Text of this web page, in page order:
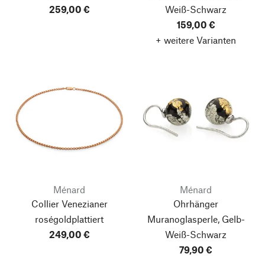
259,00 €
Weiß-Schwarz
159,00 €
+ weitere Varianten
Ménard
Collier Venezianer
roségoldplattiert
249,00 €
Ménard
Ohrhänger
Muranoglasperle, Gelb-
Weiß-Schwarz
79,90 €